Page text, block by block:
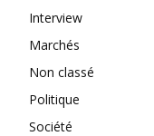
Interview
Marchés
Non classé
Politique
Société